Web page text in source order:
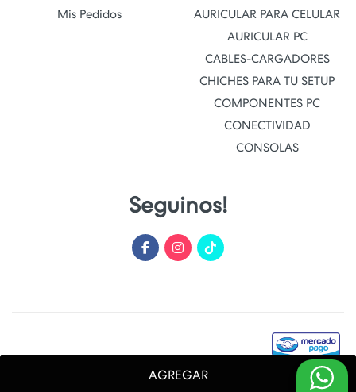
AGREGAR
Mis Pedidos
AURICULAR PARA CELULAR
AURICULAR PC
CABLES-CARGADORES
CHICHES PARA TU SETUP
COMPONENTES PC
CONECTIVIDAD
CONSOLAS
Seguinos!